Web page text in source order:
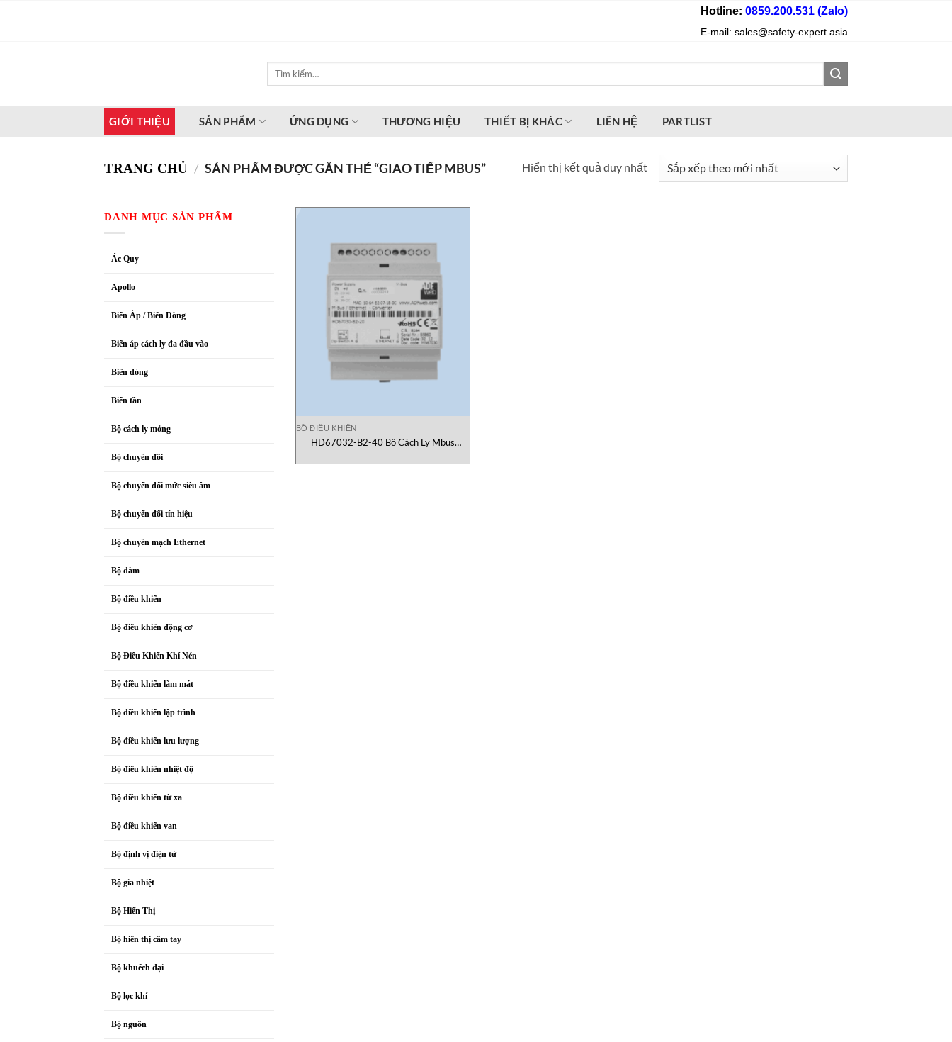
Hotline: 0859.200.531 (Zalo)
E-mail: sales@safety-expert.asia
GIỚI THIỆU SẢN PHẨM ỨNG DỤNG THƯƠNG HIỆU THIẾT BỊ KHÁC LIÊN HỆ PARTLIST
TRANG CHỦ / SẢN PHẨM ĐƯỢC GẮN THẺ “GIAO TIẾP MBUS” Hiển thị kết quả duy nhất
DANH MỤC SẢN PHẨM
Ác Quy
Apollo
Biến Áp / Biến Dòng
Biến áp cách ly đa đầu vào
Biến dòng
Biến tần
Bộ cách ly mỏng
Bộ chuyển đổi
Bộ chuyển đổi mức siêu âm
Bộ chuyển đổi tín hiệu
Bộ chuyển mạch Ethernet
Bộ đàm
Bộ điều khiển
Bộ điều khiển động cơ
Bộ Điều Khiển Khí Nén
Bộ điều khiển làm mát
Bộ điều khiển lập trình
Bộ điều khiển lưu lượng
Bộ điều khiển nhiệt độ
Bộ điều khiển từ xa
Bộ điều khiển van
Bộ định vị điện tử
Bộ gia nhiệt
Bộ Hiển Thị
Bộ hiển thị cầm tay
Bộ khuếch đại
Bộ lọc khí
Bộ nguồn
BỘ ĐIỀU KHIỂN
HD67032-B2-40 Bộ Cách Ly Mbus